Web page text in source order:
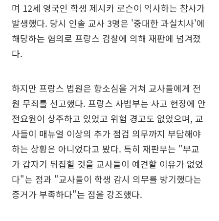
며 12세 영국인 학생 제시카 로슨이 익사하는 참사가
발생했다. 당시 인솔 교사 3명은 '중대한 과실치사'에
해당하는 혐의로 프랑스 검찰에 의해 재판에 넘겨졌
다.
하지만 프랑스 법원은 항소심을 거쳐 교사들에게 전
원 무죄를 선고했다. 프랑스 사법부는 사고 현장에 안
전요원이 상주하고 있었고 위험 경고도 없었으며, 교
사들이 매뉴얼 이상의 추가 점검 의무까지 부담해야
하는 상황은 아니었다고 봤다. 특히 재판부는 "부교
가 갑자기 뒤집힐 것을 교사들이 예견할 이유가 없었
다"는 점과 "교사들이 학생 감시 의무를 방기했다는
증거가 부족하다"는 점을 강조했다.